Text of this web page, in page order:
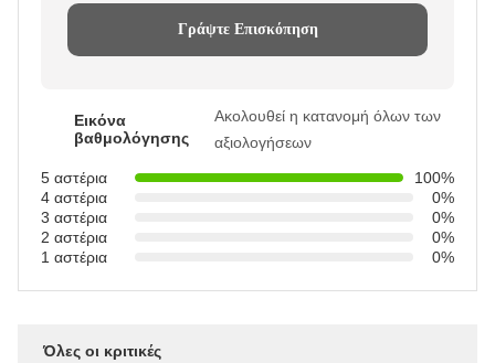
Γράψτε Επισκόπηση
Εικόνα
βαθμολόγησης
Ακολουθεί η κατανομή όλων των
αξιολογήσεων
5 αστέρια
100%
4 αστέρια
0%
3 αστέρια
0%
2 αστέρια
0%
1 αστέρια
0%
Όλες οι κριτικές